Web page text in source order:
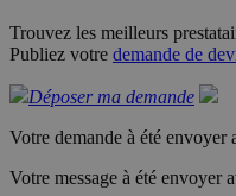
Trouvez les meilleurs
Publiez votre demande de
Déposer ma demande
Votre demande à été envoyer
Votre message à été envoyer